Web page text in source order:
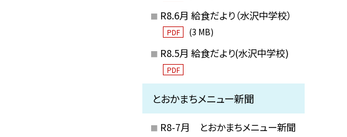
R8.6月 給食だより（水沢中学校）
PDF (3 MB)
R8.5月 給食だより(水沢中学校)
PDF
とおかまちメニュー新聞
R8-7月 とおかまちメニュー新聞